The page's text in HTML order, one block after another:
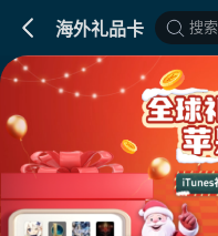
海外礼品卡 搜索